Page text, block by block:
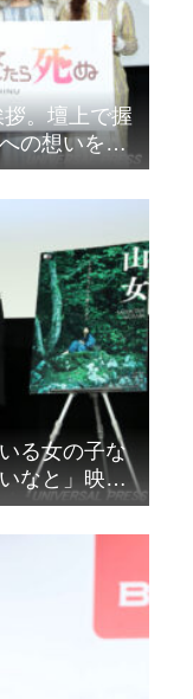
拶。壇上で握
の想いをア
る女の子な
なと」映画